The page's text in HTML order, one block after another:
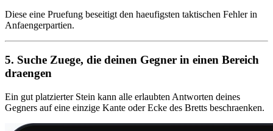
Diese eine Pruefung beseitigt den haeufigsten taktischen Fehler in
Anfaengerpartien.
5. Suche Zuege, die deinen Gegner in einen Bereich
draengen
Ein gut platzierter Stein kann alle erlaubten Antworten deines
Gegners auf eine einzige Kante oder Ecke des Bretts beschraenken.